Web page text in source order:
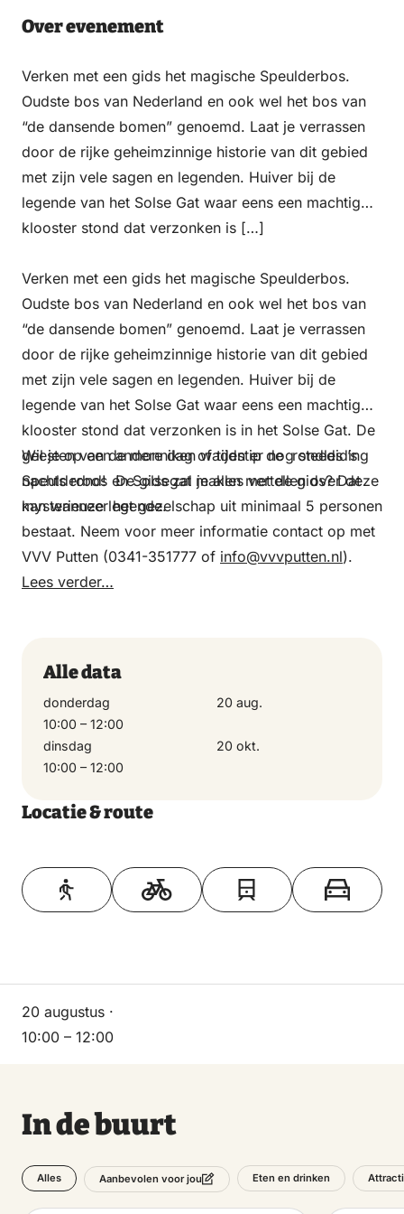
Over evenement
Verken met een gids het magische Speulderbos.
Oudste bos van Nederland en ook wel het bos van
“de dansende bomen” genoemd. Laat je verrassen
door de rijke geheimzinnige historie van dit gebied
met zijn vele sagen en legenden. Huiver bij de
legende van het Solse Gat waar eens een machtig
klooster stond dat verzonken is […]
Verken met een gids het magische Speulderbos.
Oudste bos van Nederland en ook wel het bos van
“de dansende bomen” genoemd. Laat je verrassen
door de rijke geheimzinnige historie van dit gebied
met zijn vele sagen en legenden. Huiver bij de
legende van het Solse Gat waar eens een machtig
klooster stond dat verzonken is in het Solse Gat. De
geesten van de monniken waden er nog steeds ’s
nachts rond! De gids zal je alles vertellen over deze
mysterieuze legende.
Wil je op een andere dag of tijdstip de rondleiding
Speulderbos en Solsegat maken met de gids? Dat
kan wanneer het gezelschap uit minimaal 5 personen
bestaat. Neem voor meer informatie contact op met
VVV Putten (0341-351777 of info@vvvputten.nl).
Lees verder…
Alle data
donderdag
20 aug.
10:00 – 12:00
dinsdag
20 okt.
10:00 – 12:00
Locatie & route
Toon op kaart
20 augustus ·
10:00 – 12:00
In de buurt
Alles Aanbevolen voor jou Eten en drinken